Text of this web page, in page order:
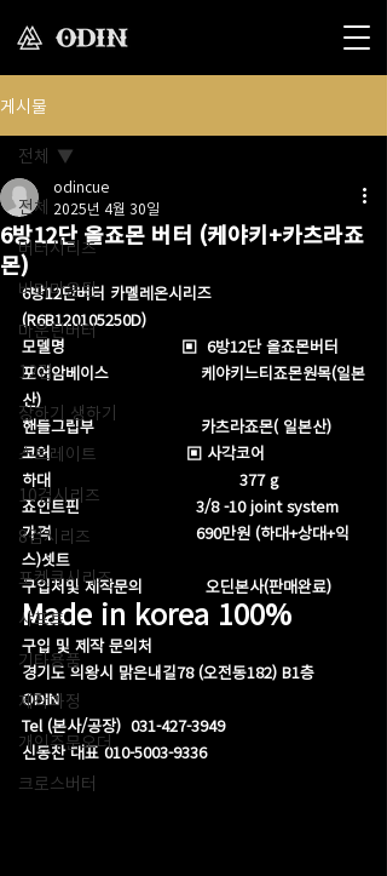
게시물
전체
버터시리즈
버터마운틴
마운틴버터
12검
장하기 생하기
스트레이트
10검시리즈
8검시리즈
포켓큐시리즈
샤프트
기타용품
제작과정
개인주문오더
크로스버터
전체
6방12단 올죠몬 버터 (케야키+카츠라죠
몬)
odincue
2025년 4월 30일
6방12단버터 카멜레온시리즈
(R6B120105250D)
모델명                        ▣  6방12단 올죠몬버터
포어암베이스                   케야키느티죠몬원목(일본
산)
핸들그립부                      카츠라죠몬( 일본산)
코어                            ▣ 사각코어
하대                                       377 g
죠인트핀                        3/8 -10 joint system
가격                              690만원 (하대+상대+익
스)셋트
구입처및 제작문의             오딘본사(판매완료)
Made in korea 100%
구입 및 제작 문의처
경기도 의왕시 맑은내길78 (오전동182) B1층
ODIN
Tel (본사/공장)  031-427-3949
신동찬 대표 010-5003-9336